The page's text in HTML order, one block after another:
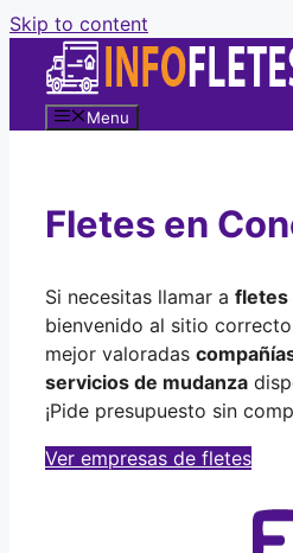
Skip to content
Menu
Fletes en
Si necesitas llamar a fletes
bienvenido al sitio
mejor valoradas
servicios de mudanza
¡Pide presupuesto sin
Ver empresas de fletes